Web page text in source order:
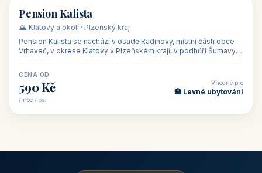
🏡 penzion
Pension Kalista
🏔️ Klatovy a okolí · Plzeňský kraj
Pension Kalista se nachází v osadě Radinovy, místní části obce
Vrhaveč, v okrese Klatovy v Plzeňském kraji, v podhůří Šumavy
CENA OD
590 Kč
/ noc / os.
Vhodné pro
🏨 Levné ubytování